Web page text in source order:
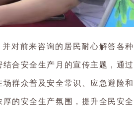
对前来咨询的居民耐心解答各种
合安全生产月的宣传主题，通过
群众普及安全常识、应急避险和
的安全生产氛围，提升全民安全